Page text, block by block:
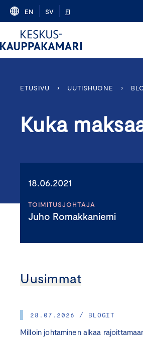
Skip
content
EN SV FI
ETUSIVU › UUTISHUONE ›
Kuka
18.06.2021
TOIMITUSJOHTAJA
Juho Romakkaniemi
Uusimmat
28.07.2026 / BLOGIT
Milloin johtaminen alkaa